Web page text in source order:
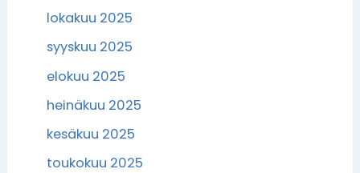
lokakuu 2025
syyskuu 2025
elokuu 2025
heinäkuu 2025
kesäkuu 2025
toukokuu 2025